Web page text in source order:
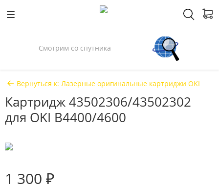
Смотрим со спутника
Вернуться к: Лазерные оригинальные картриджи OKI
Картридж 43502306/43502302
для OKI B4400/4600
1 300 ₽